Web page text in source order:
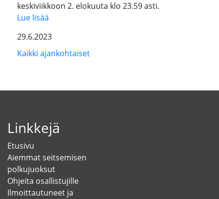
keskiviikkoon 2. elokuuta klo 23.59 asti.
Lue lisää
29.6.2023
Kaikki ajankohtaiset
Linkkejä
Etusivu
Aiemmat seitsemisen
polkujuoksut
Ohjeita osallistujille
Ilmoittautuneet ja